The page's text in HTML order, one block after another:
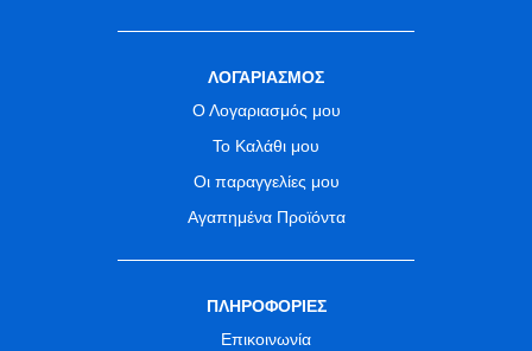
ΛΟΓΑΡΙΑΣΜΟΣ
Ο Λογαριασμός μου
Το Καλάθι μου
Οι παραγγελίες μου
Αγαπημένα Προϊόντα
ΠΛΗΡΟΦΟΡΙΕΣ
Επικοινωνία